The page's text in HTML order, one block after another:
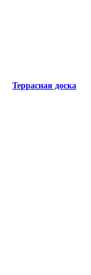
Термированный
Террасная доска